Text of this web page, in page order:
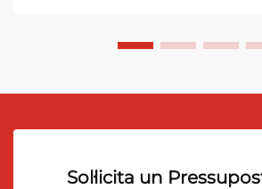
Sol·licita un